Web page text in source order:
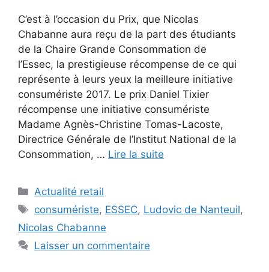
C’est à l’occasion du Prix, que Nicolas
Chabanne aura reçu de la part des étudiants
de la Chaire Grande Consommation de
l’Essec, la prestigieuse récompense de ce qui
représente à leurs yeux la meilleure initiative
consumériste 2017. Le prix Daniel Tixier
récompense une initiative consumériste
Madame Agnès-Christine Tomas-Lacoste,
Directrice Générale de l’Institut National de la
Consommation, … Lire la suite
Catégories
Actualité retail
Étiquettes
consumériste, ESSEC, Ludovic de Nanteuil,
Nicolas Chabanne
Laisser un commentaire